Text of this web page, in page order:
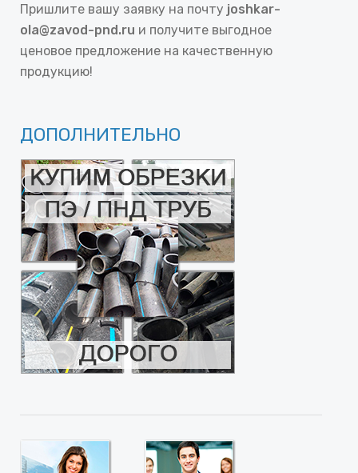
Пришлите вашу заявку на почту joshkar-
ola@zavod-pnd.ru и получите выгодное
ценовое предложение на качественную
продукцию!
ДОПОЛНИТЕЛЬНО